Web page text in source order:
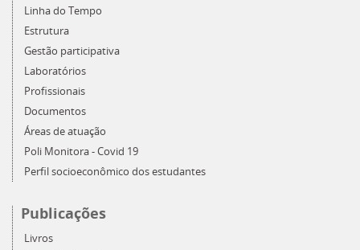
Linha do Tempo
Estrutura
Gestão participativa
Laboratórios
Profissionais
Documentos
Áreas de atuação
Poli Monitora - Covid 19
Perfil socioeconômico dos estudantes
Publicações
Livros